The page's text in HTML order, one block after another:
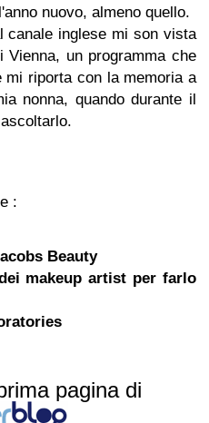
nuovo, almeno quello.
canale inglese mi son vista
un programma che
mi riporta con la memoria a
nonna, quando durante il
:
Beauty
makeup artist per farlo
pagina di